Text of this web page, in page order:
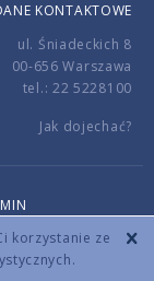
korzystanie ze
KONTAKTOWE
ul. Śniadeckich 8
00-656 Warszawa
tel.: 22 5228100
Jak dojechać?